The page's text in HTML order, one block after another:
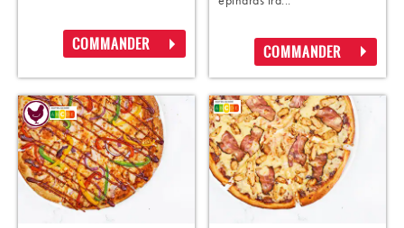
COMMANDER COMMANDER